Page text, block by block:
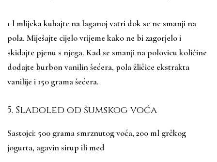
1 l mlijeka kuhajte na laganoj vatri dok se ne smanji na
pola. Miješajte cijelo vrijeme kako ne bi zagorjelo i
skidajte pjenu s njega. Kad se smanji na polovicu količine
dodajte burbon vanilin šećera, pola žličice ekstrakta
vanilije i 150 grama šećera.
5. Sladoled od šumskog voća
Sastojci: 500 grama smrznutog voća, 200 ml grčkog
jogurta, agavin sirup ili med